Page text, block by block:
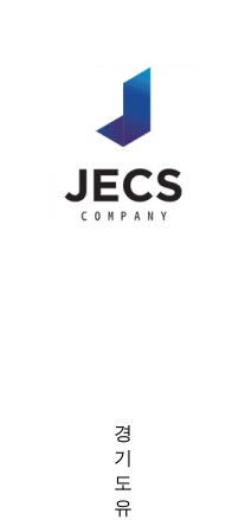
경
기
도
유